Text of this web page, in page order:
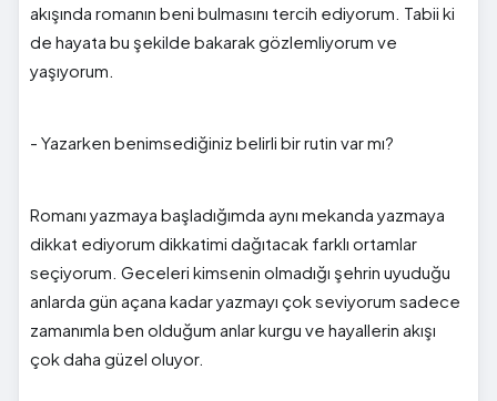
akışında romanın beni bulmasını tercih ediyorum. Tabii ki
de hayata bu şekilde bakarak gözlemliyorum ve
yaşıyorum.
- Yazarken benimsediğiniz belirli bir rutin var mı?
Romanı yazmaya başladığımda aynı mekanda yazmaya
dikkat ediyorum dikkatimi dağıtacak farklı ortamlar
seçiyorum. Geceleri kimsenin olmadığı şehrin uyuduğu
anlarda gün açana kadar yazmayı çok seviyorum sadece
zamanımla ben olduğum anlar kurgu ve hayallerin akışı
çok daha güzel oluyor.